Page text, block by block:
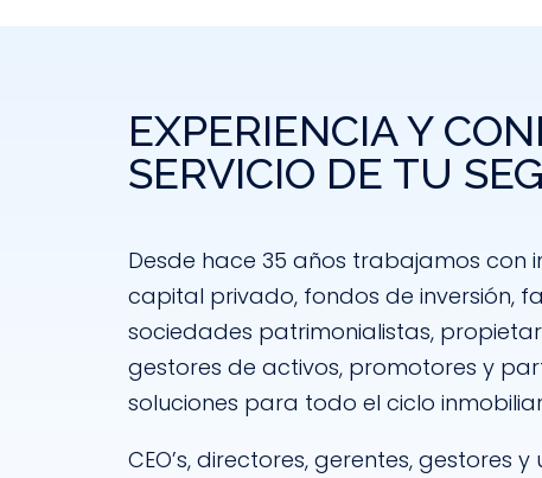
EXPERIENCIA Y
SERVICIO DE TU
Desde hace 35 años trabajamos con
capital privado, fondos de inversión,
sociedades patrimonialistas,
gestores de activos, promotores y
soluciones para todo el ciclo
CEO’s, directores, gerentes, gestores y